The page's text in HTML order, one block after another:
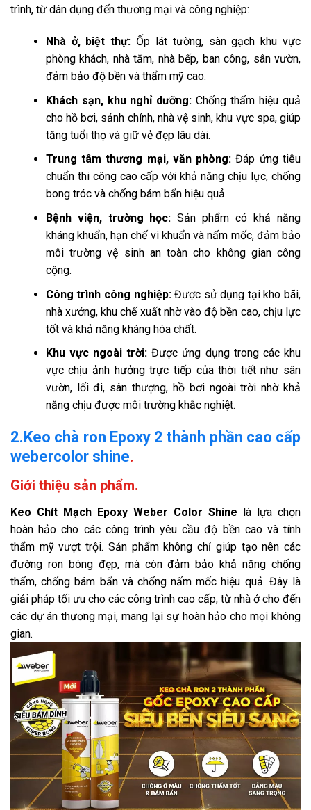
trình, từ dân dụng đến thương mại và công nghiệp:
Nhà ở, biệt thự: Ốp lát tường, sàn gạch khu vực
phòng khách, nhà tắm, nhà bếp, ban công, sân vườn,
đảm bảo độ bền và thẩm mỹ cao.
Khách sạn, khu nghỉ dưỡng: Chống thấm hiệu quả
cho hồ bơi, sảnh chính, nhà vệ sinh, khu vực spa, giúp
tăng tuổi thọ và giữ vẻ đẹp lâu dài.
Trung tâm thương mại, văn phòng: Đáp ứng tiêu
chuẩn thi công cao cấp với khả năng chịu lực, chống
bong tróc và chống bám bẩn hiệu quả.
Bệnh viện, trường học: Sản phẩm có khả năng
kháng khuẩn, hạn chế vi khuẩn và nấm mốc, đảm bảo
môi trường vệ sinh an toàn cho không gian công
cộng.
Công trình công nghiệp:Được sử dụng tại kho bãi,
nhà xưởng, khu chế xuất nhờ vào độ bền cao, chịu lực
tốt và khả năng kháng hóa chất.
Khu vực ngoài trời: Được ứng dụng trong các khu
vực chịu ảnh hưởng trực tiếp của thời tiết như sân
vườn, lối đi, sân thượng, hồ bơi ngoài trời nhờ khả
năng chịu được môi trường khắc nghiệt.
2.Keo chà ron Epoxy 2 thành phần cao cấp
webercolor shine.
Giới thiệu sản phẩm.
Keo Chít Mạch Epoxy Weber Color Shine là lựa chọn
hoàn hảo cho các công trình yêu cầu độ bền cao và tính
thẩm mỹ vượt trội. Sản phẩm không chỉ giúp tạo nên các
đường ron bóng đẹp, mà còn đảm bảo khả năng chống
thấm, chống bám bẩn và chống nấm mốc hiệu quả. Đây là
giải pháp tối ưu cho các công trình cao cấp, từ nhà ở cho đến
các dự án thương mại, mang lại sự hoàn hảo cho mọi không
gian.